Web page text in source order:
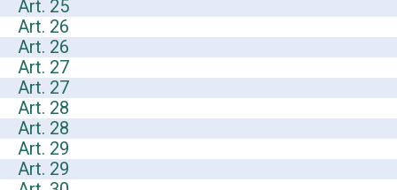
Art. 25
Art. 26
Art. 26
Art. 27
Art. 27
Art. 28
Art. 28
Art. 29
Art. 29